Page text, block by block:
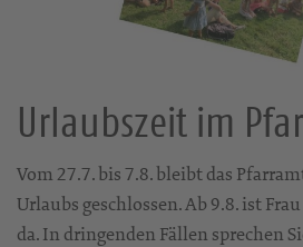
Urlaubszeit im
Vom 27.7. bis 7.8. bleibt das
Urlaubs geschlossen. Ab 9.8. ist
da. In dringenden Fällen sprechen